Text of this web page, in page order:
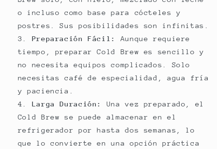
o incluso como base para cócteles y
postres. Sus posibilidades son infinitas.
Preparación Fácil:
Aunque requiere
tiempo, preparar Cold Brew es sencillo y
no necesita equipos complicados. Solo
necesitas café de especialidad, agua fría
y paciencia.
Larga Duración:
Una vez preparado, el
Cold Brew se puede almacenar en el
refrigerador por hasta dos semanas, lo
que lo convierte en una opción práctica